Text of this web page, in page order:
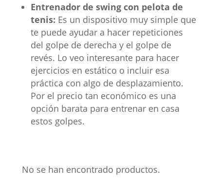
Entrenador de swing con pelota de
tenis: Es un dispositivo muy simple que
te puede ayudar a hacer repeticiones
del golpe de derecha y el golpe de
revés. Lo veo interesante para hacer
ejercicios en estático o incluir esa
práctica con algo de desplazamiento.
Por el precio tan económico es una
opción barata para entrenar en casa
estos golpes.
No se han encontrado productos.